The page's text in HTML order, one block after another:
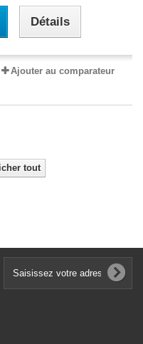
Détails
Ajouter au comparateur
tout